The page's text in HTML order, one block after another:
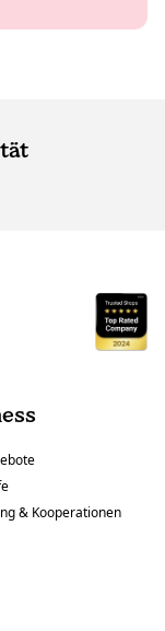
& Kooperationen